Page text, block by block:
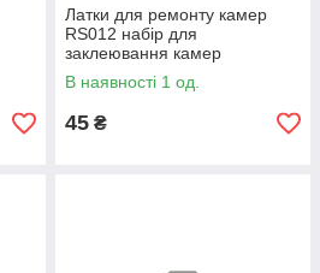
Латки для ремонту камер
RS012 набір для
заклеювання камер
велосипеда 96х44мм
В наявності 1 од.
45 ₴